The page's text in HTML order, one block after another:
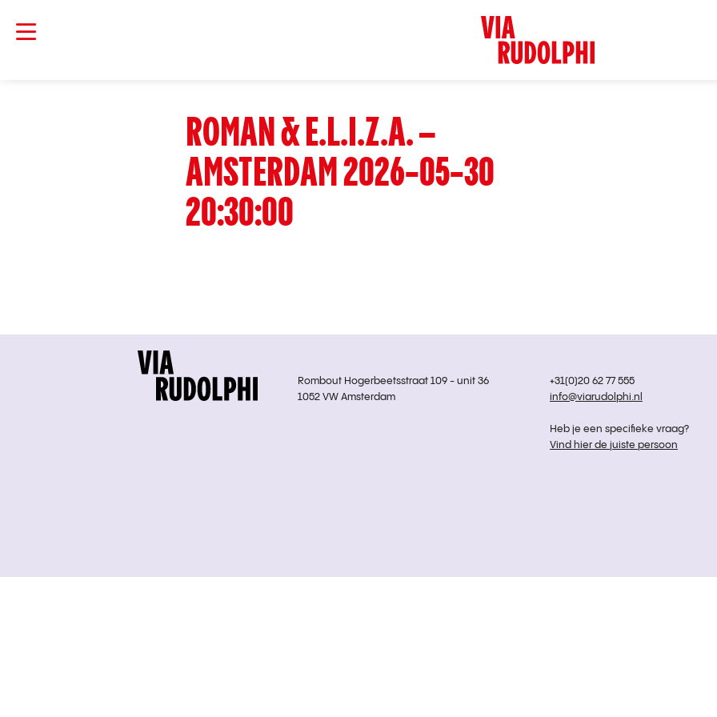
ROMAN & E.L.I.Z.A. –
AMSTERDAM 2026-05-30
20:30:00
Rombout Hogerbeetsstraat 109 - unit 36
1052 VW Amsterdam
+31(0)20 62 77 555
info@viarudolphi.nl
Heb je een specifieke vraag?
Vind hier de juiste persoon